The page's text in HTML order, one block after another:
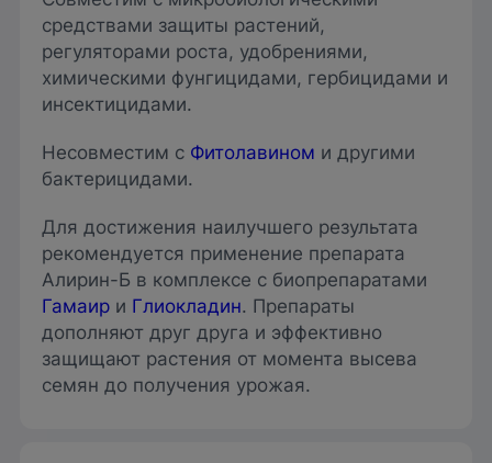
средствами защиты растений,
регуляторами роста, удобрениями,
химическими фунгицидами, гербицидами и
инсектицидами.
Несовместим с Фитолавином и другими
бактерицидами.
Для достижения наилучшего результата
рекомендуется применение препарата
Алирин-Б в комплексе с биопрепаратами
Гамаир и Глиокладин. Препараты
дополняют друг друга и эффективно
защищают растения от момента высева
семян до получения урожая.